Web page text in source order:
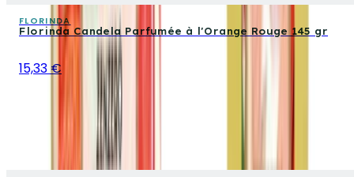
FLORINDA
Florinda Candela Parfumée à l'Orange Rouge 145 gr
15,33 €